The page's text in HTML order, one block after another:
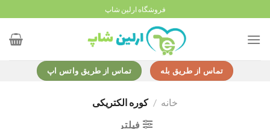
to
content
فروشگاه ارلین شاپ
تماس از طریق بله تماس از طریق واتس اپ
خانه / کوره الکتریکی
فیلتر